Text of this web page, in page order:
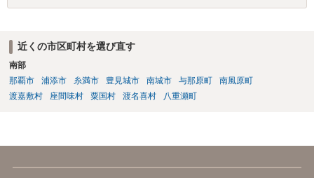
近くの市区町村を選び直す
南部
那覇市
浦添市 糸満市 豊見城市 南城市 与那原町
南風原町
渡嘉敷村
座間味村 粟国村 渡名喜村 八重瀬町